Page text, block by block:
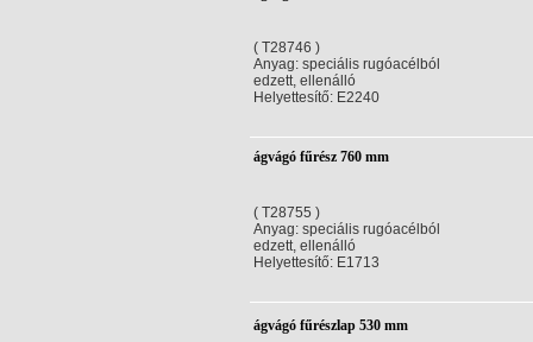
( T28746 )
Anyag: speciális rugóacélból
edzett, ellenálló
Helyettesítő: E2240
ágvágó fűrész 760 mm
( T28755 )
Anyag: speciális rugóacélból
edzett, ellenálló
Helyettesítő: E1713
ágvágó fűrészlap 530 mm